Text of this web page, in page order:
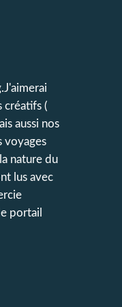
créatifs (
aussi nos
voyages
nature du
lus avec
portail